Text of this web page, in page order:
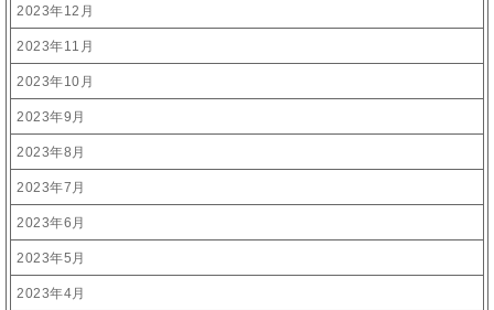
2023年12月
2023年11月
2023年10月
2023年9月
2023年8月
2023年7月
2023年6月
2023年5月
2023年4月